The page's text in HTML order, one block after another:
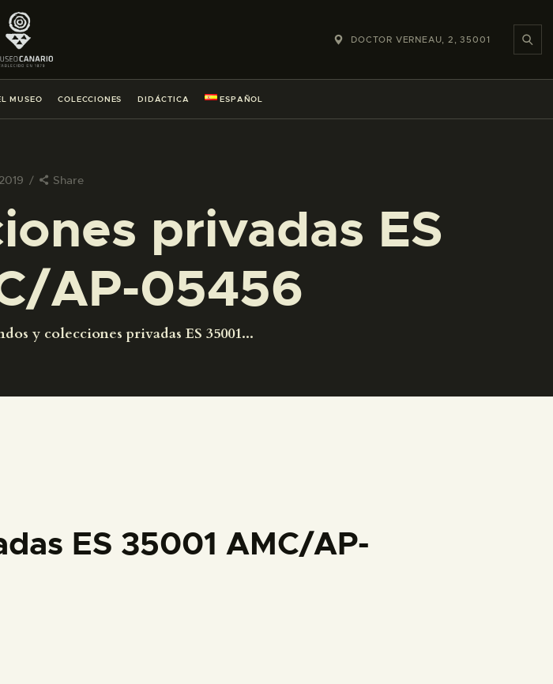
DOCTOR VERNEAU, 2, 35001
MUSEO COLECCIONES DIDÁCTICA ESPAÑOL
Share
privadas ES
AP-05456
y colecciones privadas ES 35001...
ES 35001 AMC/AP-